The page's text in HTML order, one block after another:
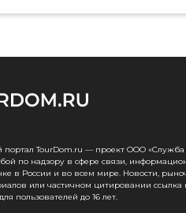
TourDom.ru — проект ООО «Служба
по надзору в сфере связи,
в России и во всем мире. Новости,
или частичном цитировании
пользователей до 16 лет.